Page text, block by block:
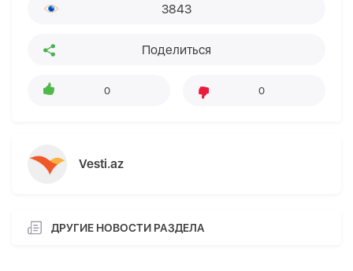
3843
Поделиться
0 0
Vesti.az
ДРУГИЕ НОВОСТИ РАЗДЕЛА